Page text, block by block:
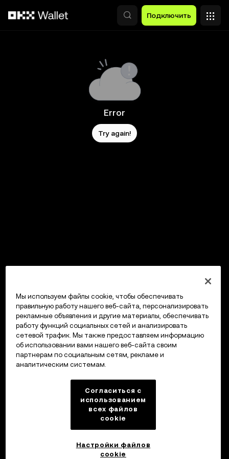
Подключить
Error
Try again!
Мы используем файлы cookie, чтобы обеспечивать
правильную работу нашего веб-сайта, персонализировать
рекламные объявления и другие материалы, обеспечивать
работу функций социальных сетей и анализировать
сетевой трафик. Мы также предоставляем информацию
об использовании вами нашего веб-сайта своим
партнерам по социальным сетям, рекламе и
аналитическим системам.
Согласиться с
использованием
всех файлов
cookie
Настройки файлов
cookie